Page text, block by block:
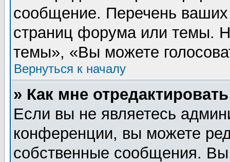
сообщение. Перечень ваших
страниц форума или темы.
темы», «Вы можете
Вернуться к началу
» Как мне
Если вы не являетесь
конференции, вы можете
собственные сообщения.